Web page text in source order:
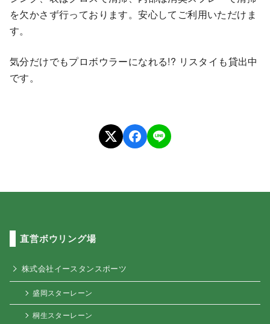
を欠かさず行っております。安心してご利用いただけま
す。
気分だけでもプロボウラーになれる!? リスタイも貸出中
です。
直営ボウリング場
株式会社イースタンスポーツ
盛岡スターレーン
桐生スターレーン